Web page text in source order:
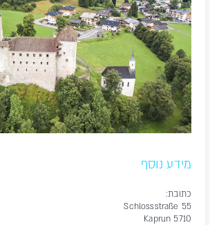
מידע נוסף
כתובת:
Schlossstraße 55
5710 Kaprun